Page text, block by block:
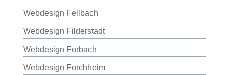
Webdesign Fellbach
Webdesign Filderstadt
Webdesign Forbach
Webdesign Forchheim